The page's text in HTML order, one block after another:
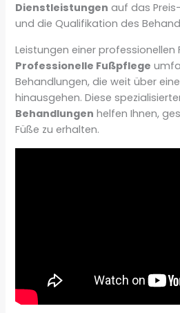
Dienstleistungen auf das
und die Qualifikation des
Leistungen einer professionellen
Professionelle Fußpflege
Behandlungen, die weit über
hinausgehen. Diese
Behandlungen helfen Ihnen,
Füße zu erhalten.